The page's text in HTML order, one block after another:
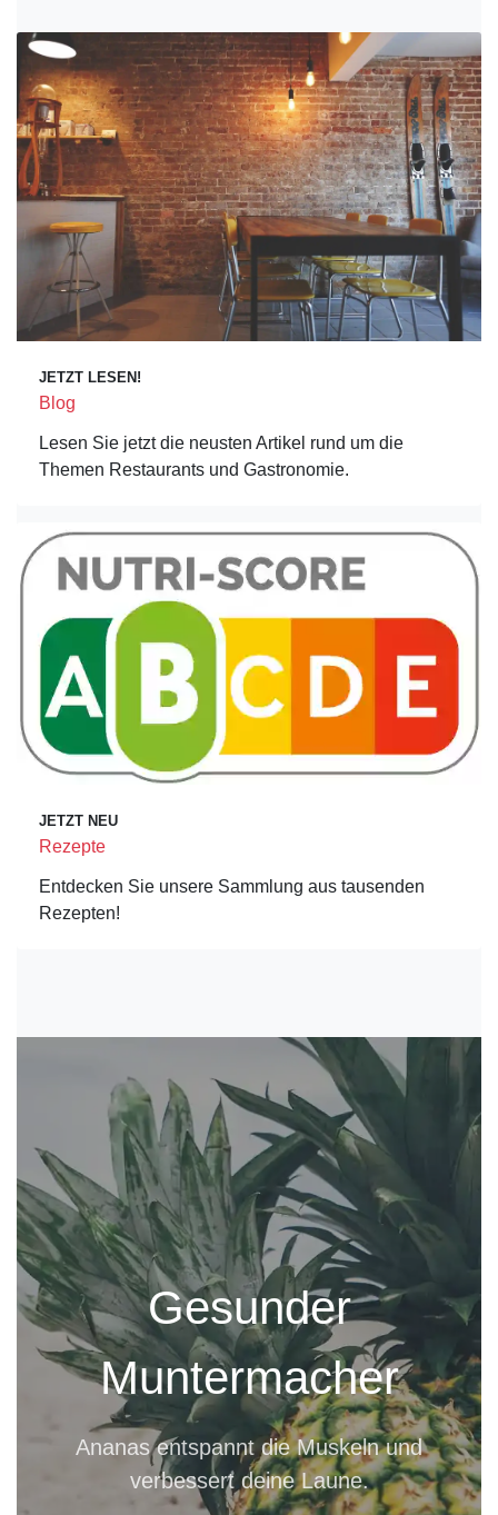
JETZT LESEN!
Blog
Lesen Sie jetzt die neusten Artikel rund um die
Themen Restaurants und Gastronomie.
JETZT NEU
Rezepte
Entdecken Sie unsere Sammlung aus tausenden
Rezepten!
Gesunder
Muntermacher
Ananas entspannt die Muskeln und
verbessert deine Laune.